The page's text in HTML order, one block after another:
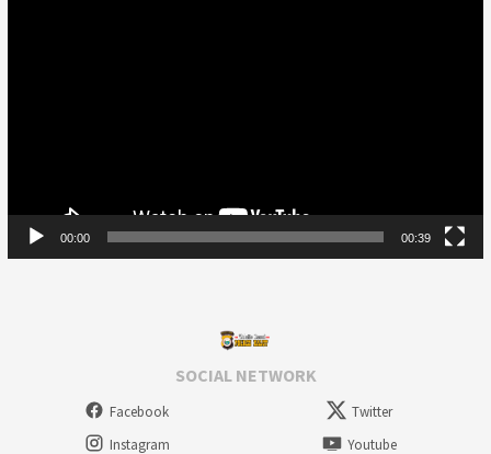
00:00 00:39
SOCIAL NETWORK
Facebook
Twitter
Instagram
Youtube